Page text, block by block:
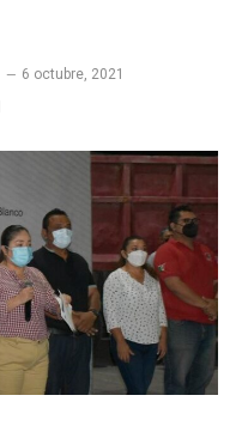
6 octubre, 2021